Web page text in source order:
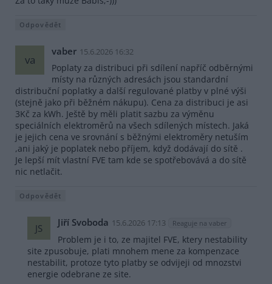
Odpovědět
va
vaber 15.6.2026 16:32
Poplaty za distribuci při sdílení napříč odběrnými
místy na různých adresách jsou standardní
distribuční poplatky a další regulované platby v plné výši
(stejně jako při běžném nákupu). Cena za distribuci je asi
3Kč za kWh. Ještě by měli platit sazbu za výměnu
speciálních elektroměrů na všech sdílených místech. Jaká
je jejich cena ve srovnání s běžnými elektroměry netuším
,ani jaký je poplatek nebo příjem, když dodávají do sítě .
Je lepší mít vlastní FVE tam kde se spotřebovává a do sítě
nic netlačit.
Odpovědět
JS Jiří Svoboda 15.6.2026 17:13 Reaguje na vaber
Problem je i to, ze majitel FVE, ktery nestability
site zpusobuje, plati mnohem mene za kompenzace
nestabilit, protoze tyto platby se odvijeji od mnozstvi
energie odebrane ze site.